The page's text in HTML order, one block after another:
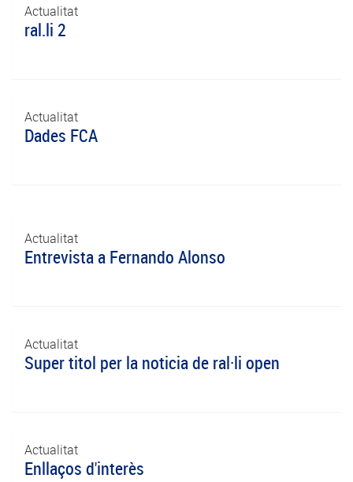
Actualitat
ral.li 2
Actualitat
Dades FCA
Actualitat
Entrevista a Fernando Alonso
Actualitat
Super titol per la noticia de ral·li open
Actualitat
Enllaços d'interès